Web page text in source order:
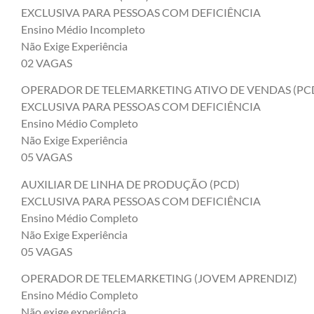
EXCLUSIVA PARA PESSOAS COM DEFICIÊNCIA
Ensino Médio Incompleto
Não Exige Experiência
02 VAGAS
OPERADOR DE TELEMARKETING ATIVO DE VENDAS
EXCLUSIVA PARA PESSOAS COM DEFICIÊNCIA
Ensino Médio Completo
Não Exige Experiência
05 VAGAS
AUXILIAR DE LINHA DE PRODUÇÃO (PCD)
EXCLUSIVA PARA PESSOAS COM DEFICIÊNCIA
Ensino Médio Completo
Não Exige Experiência
05 VAGAS
OPERADOR DE TELEMARKETING (JOVEM APRENDIZ)
Ensino Médio Completo